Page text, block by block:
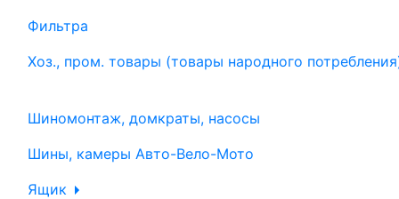
Фильтра
Хоз., пром. товары (товары народного
Шиномонтаж, домкраты, насосы
Шины, камеры Авто-Вело-Мото
Ящик